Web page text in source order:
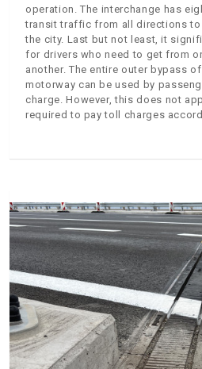
operation. The interchange has
transit traffic from all directions
the city. Last but not least, it
for drivers who need to get from
another. The entire outer bypass
motorway can be used by
charge. However, this does not
required to pay toll charges